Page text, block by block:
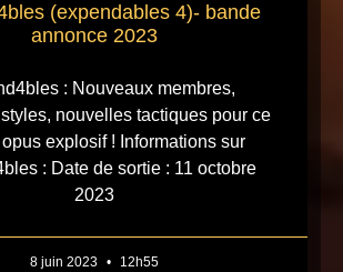
(expendables 4)- bande
annonce 2023
: Nouveaux membres,
nouvelles tactiques pour ce
explosif ! Informations sur
: Date de sortie : 11 octobre
2023
8 juin 2023 12h55